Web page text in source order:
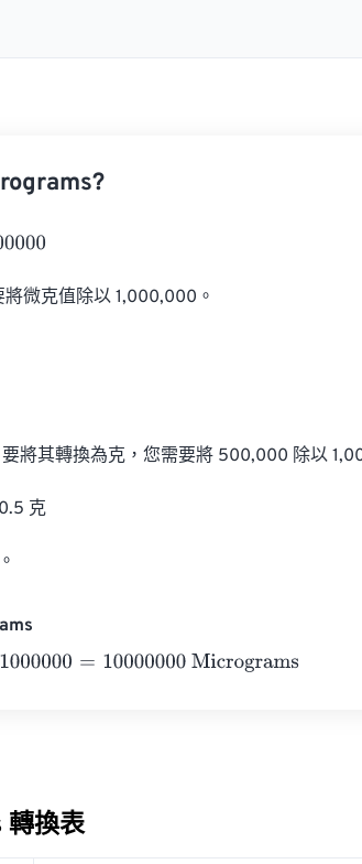
微克值除以 1,000,000。
將其轉換為克，您需要將 500,000 除以
克
=10000000 Micrograms
轉換表